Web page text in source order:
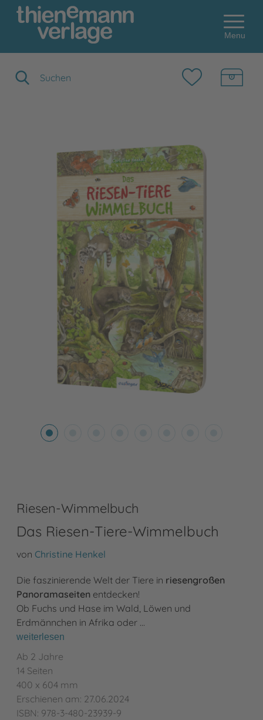
Menu
Riesen-Wimmelbuch
Das Riesen-Tiere-Wimmelbuch
von Christine Henkel
Die faszinierende Welt der Tiere in riesengroßen
Panoramaseiten entdecken!
Ob Fuchs und Hase im Wald, Löwen und
Erdmännchen in Afrika oder …
weiterlesen
Ab 2 Jahre
14 Seiten
400 x 604 mm
Erschienen am: 27.06.2024
ISBN: 978-3-480-23939-9